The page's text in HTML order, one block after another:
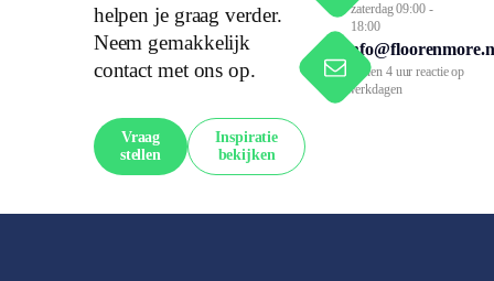
helpen je graag verder.
Neem gemakkelijk
contact met ons op.
Vraag
stellen
Inspiratie
bekijken
zaterdag 09:00 -
18:00
Binnen 4 uur reactie op
werkdagen